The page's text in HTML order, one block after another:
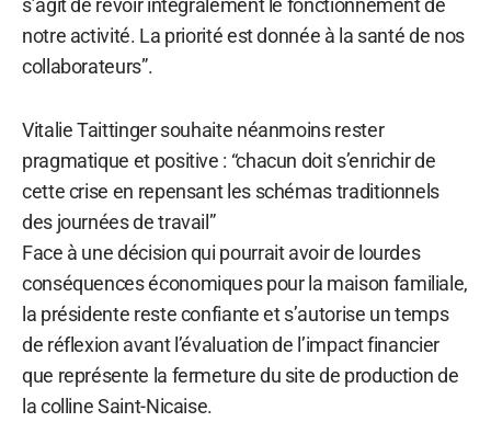
s’agit de revoir intégralement le fonctionnement de
notre activité. La priorité est donnée à la santé de nos
collaborateurs”.
Vitalie Taittinger souhaite néanmoins rester
pragmatique et positive : “chacun doit s’enrichir de
cette crise en repensant les schémas traditionnels
des journées de travail”
Face à une décision qui pourrait avoir de lourdes
conséquences économiques pour la maison familiale,
la présidente reste confiante et s’autorise un temps
de réflexion avant l’évaluation de l’impact financier
que représente la fermeture du site de production de
la colline Saint-Nicaise.